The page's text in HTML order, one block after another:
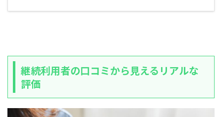
継続利用者の口コミから見えるリアルな
評価